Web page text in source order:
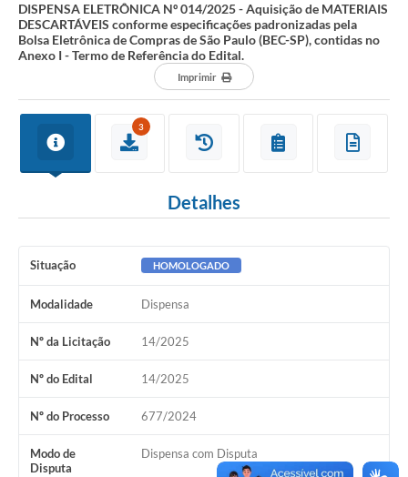
Relatórios
DISPENSA ELETRÔNICA Nº 014/2025 - Aquisição de MATERIAIS
DESCARTÁVEIS conforme especificações padronizadas pela
Bolsa Eletrônica de Compras de São Paulo (BEC-SP), contidas no
Anexo I - Termo de Referência do Edital.
Imprimir
3
Detalhes
Situação HOMOLOGADO
Modalidade Dispensa
Nº da Licitação 14/2025
Nº do Edital 14/2025
Nº do Processo 677/2024
Modo de
Disputa
Dispensa com Disputa